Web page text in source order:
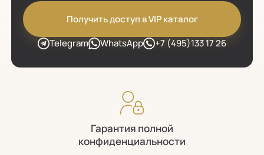
Получить доступ в VIP каталог
Telegram
WhatsApp +7 (495)133 17 26
Гарантия полной
конфиденциальности